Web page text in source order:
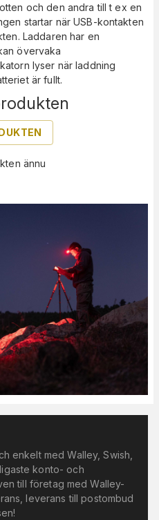
ännu
och den andra till t ex en
startar när USB-kontakten
Laddaren har en
övervaka
lyser när laddning
är fullt.
enkelt med Walley, Swish,
konto- och
till företag med Walley-
leverans till postombud